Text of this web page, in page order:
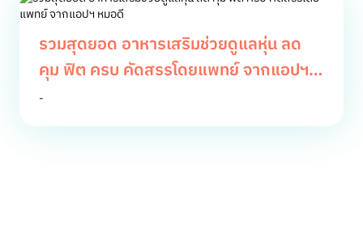
รวมสุดยอด อาหารเสริมช่วยดูแลหุ่น ลด
คุม ฟิต ครบ คัดสรรโดยแพทย์ จากแอปฯ
หมอดี
-